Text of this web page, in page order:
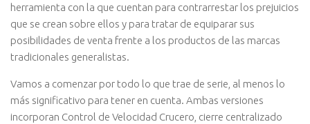
herramienta con la que cuentan para contrarrestar los prejuicios
que se crean sobre ellos y para tratar de equiparar sus
posibilidades de venta frente a los productos de las marcas
tradicionales generalistas.
Vamos a comenzar por todo lo que trae de serie, al menos lo
más significativo para tener en cuenta. Ambas versiones
incorporan Control de Velocidad Crucero, cierre centralizado